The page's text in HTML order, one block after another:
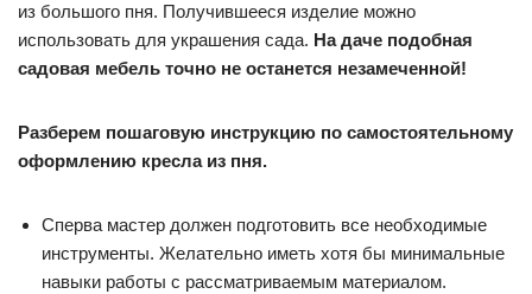
из большого пня. Получившееся изделие можно
использовать для украшения сада. На даче подобная
садовая мебель точно не останется незамеченной!
Разберем пошаговую инструкцию по самостоятельному
оформлению кресла из пня.
Сперва мастер должен подготовить все необходимые
инструменты. Желательно иметь хотя бы минимальные
навыки работы с рассматриваемым материалом.